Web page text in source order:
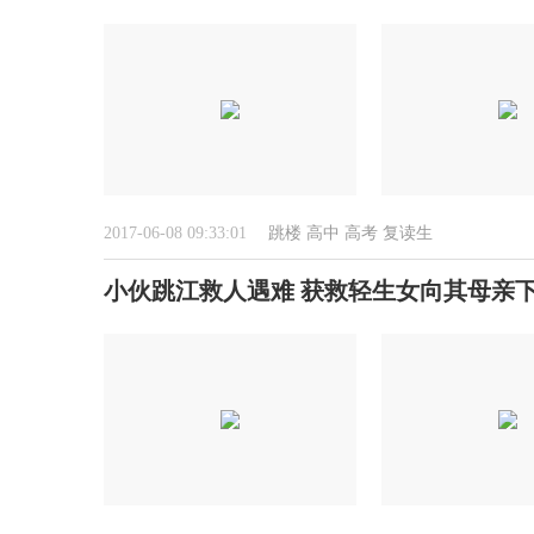
2017-06-08 09:33:01 跳楼 高中 高考 复读生
小伙跳江救人遇难 获救轻生女向其母亲